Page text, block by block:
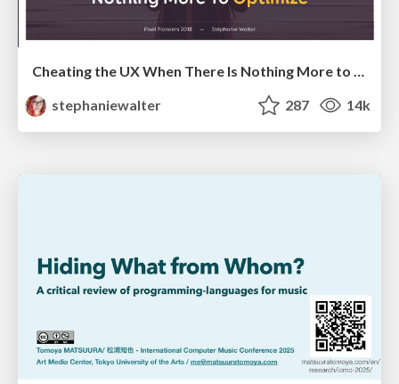
Cheating the UX When There Is Nothing More to Optimize - PixelPioneers
stephaniewalter
287 14k